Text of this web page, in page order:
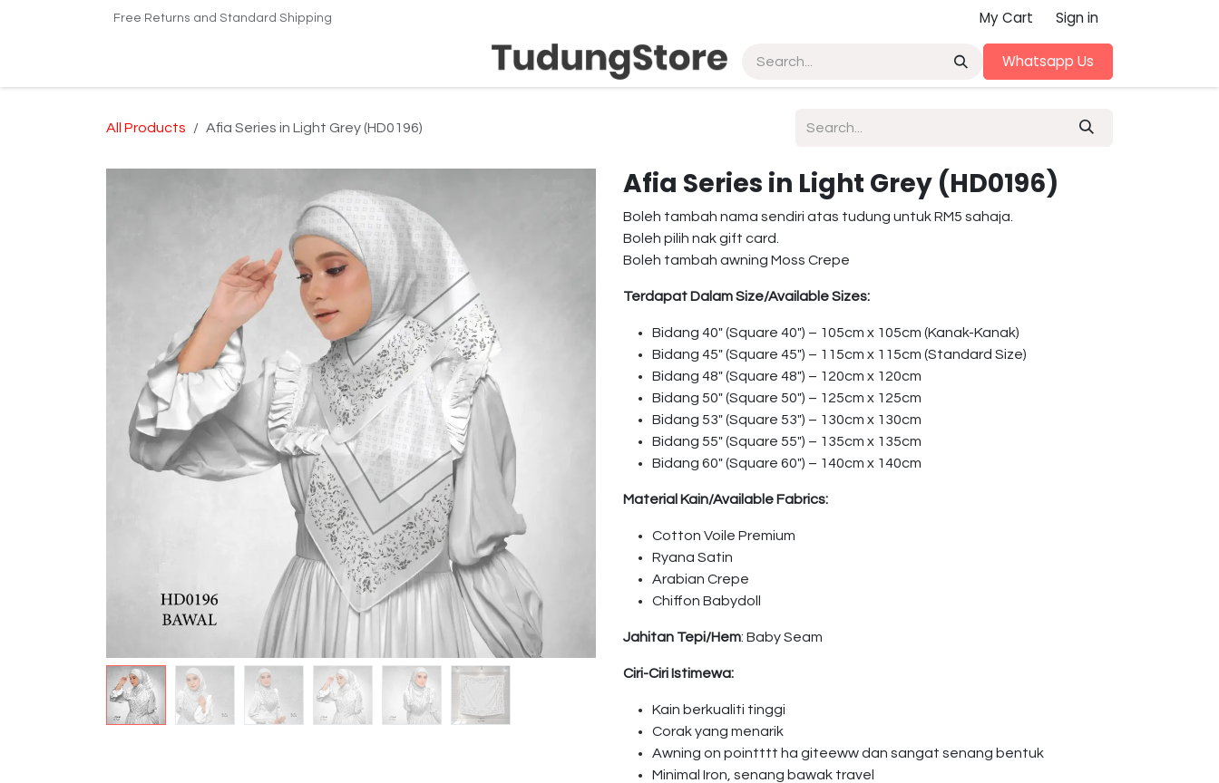
Free Returns and Standard Shipping My Cart Sign in
About Us Contact us Whatsapp Us
All Products Afia Series in Light Grey (HD0196)
Afia Series in Light Grey (HD0196)
Boleh tambah nama sendiri atas tudung untuk RM5 sahaja.
Boleh pilih nak gift card.
Boleh tambah awning Moss Crepe
Terdapat Dalam Size/Available Sizes:
Bidang 40″ (Square 40″) – 105cm x 105cm (Kanak-Kanak)
Bidang 45″ (Square 45″) – 115cm x 115cm (Standard Size)
Bidang 48″ (Square 48″) – 120cm x 120cm
Bidang 50″ (Square 50″) – 125cm x 125cm
Bidang 53″ (Square 53″) – 130cm x 130cm
Bidang 55″ (Square 55″) – 135cm x 135cm
Bidang 60″ (Square 60″) – 140cm x 140cm
Material Kain/Available Fabrics:
Cotton Voile Premium
Ryana Satin
Arabian Crepe
Chiffon Babydoll
Jahitan Tepi/Hem: Baby Seam
Ciri-Ciri Istimewa:
Kain berkualiti tinggi
Corak yang menarik
Awning on pointttt ha giteeww dan sangat senang bentuk
Minimal Iron, senang bawak travel